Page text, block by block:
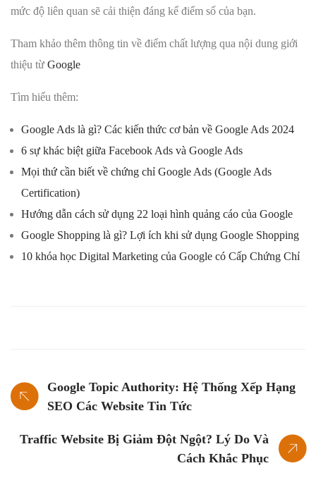
mức độ liên quan sẽ cải thiện đáng kể điểm số của bạn.
Tham khảo thêm thông tin về điểm chất lượng qua nội dung giới
thiệu từ Google
Tìm hiểu thêm:
Google Ads là gì? Các kiến thức cơ bản về Google Ads 2024
6 sự khác biệt giữa Facebook Ads và Google Ads
Mọi thứ cần biết về chứng chỉ Google Ads (Google Ads
Certification)
Hướng dẫn cách sử dụng 22 loại hình quảng cáo của Google
Google Shopping là gì? Lợi ích khi sử dụng Google Shopping
10 khóa học Digital Marketing của Google có Cấp Chứng Chỉ
Google Topic Authority: Hệ Thống Xếp Hạng
SEO Các Website Tin Tức
Traffic Website Bị Giảm Đột Ngột? Lý Do Và
Cách Khắc Phục